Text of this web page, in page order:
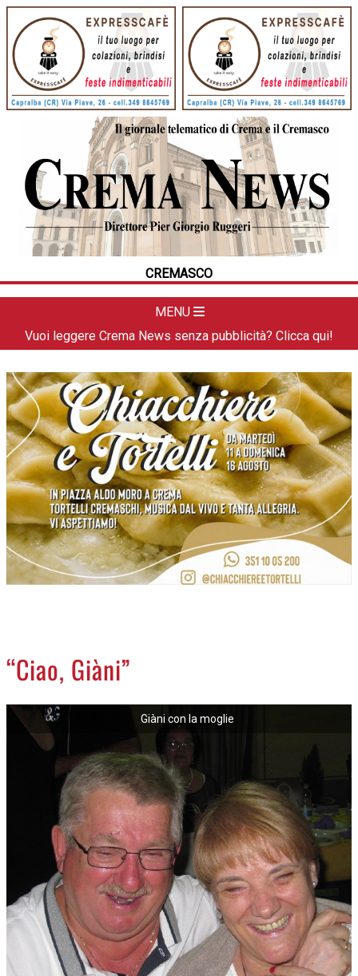
CREMASCO
MENU
HOME
CRONACA
POLITICA
LA FOTO
DAL TERRITORIO
APPUNTAMENTI
CREMASCO
OROSCOPO
LA PIAZZA
ANIMALI
NECROLOGI
ACCEDI
Vuoi leggere Crema News senza pubblicità? Clicca qui!
“Ciao, Giàni”
Giàni con la moglie